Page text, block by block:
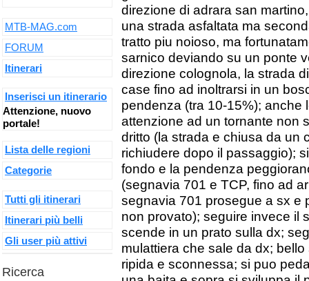
direzione di adrara san
una strada asfaltata ma
tratto piu noioso, ma
sarnico deviando su un ponte
direzione colognola, la strada
case fino ad inoltrarsi in un
pendenza (tra 10-15%); anche
attenzione ad un tornante non
dritto (la strada e chiusa da un
richiudere dopo il passaggio);
fondo e la pendenza
(segnavia 701 e TCP, fino ad
segnavia 701 prosegue a sx e
non provato); seguire invece il
scende in un prato sulla dx;
mulattiera che sale da dx;
ripida e sconnessa; si puo
MTB-MAG.com
FORUM
Itinerari
Inserisci un itinerario
Attenzione, nuovo
portale!
Lista delle regioni
Categorie
Tutti gli itinerari
Itinerari più belli
Gli user più attivi
Ricerca